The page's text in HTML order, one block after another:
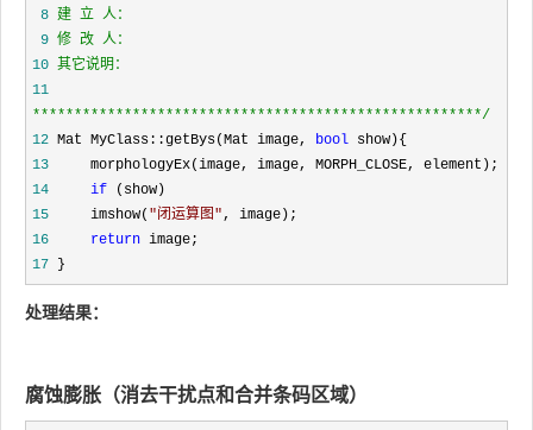
8
9
10
11
******************************************************/
12 Mat MyClass::getBys(Mat image, bool
13
14
if
15
     imshow(
" 闭运算图"
16
return
17 }
处理结果：
腐蚀膨胀（消去干扰点和合并条码区域）